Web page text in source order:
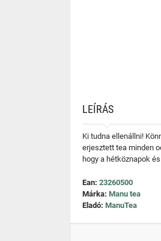
LEÍRÁS
Ki tudna ellenállni!
erjesztett tea minden
hogy a hétköznapok
Ean: 23260500
Márka: Manu tea
Eladó: ManuTea